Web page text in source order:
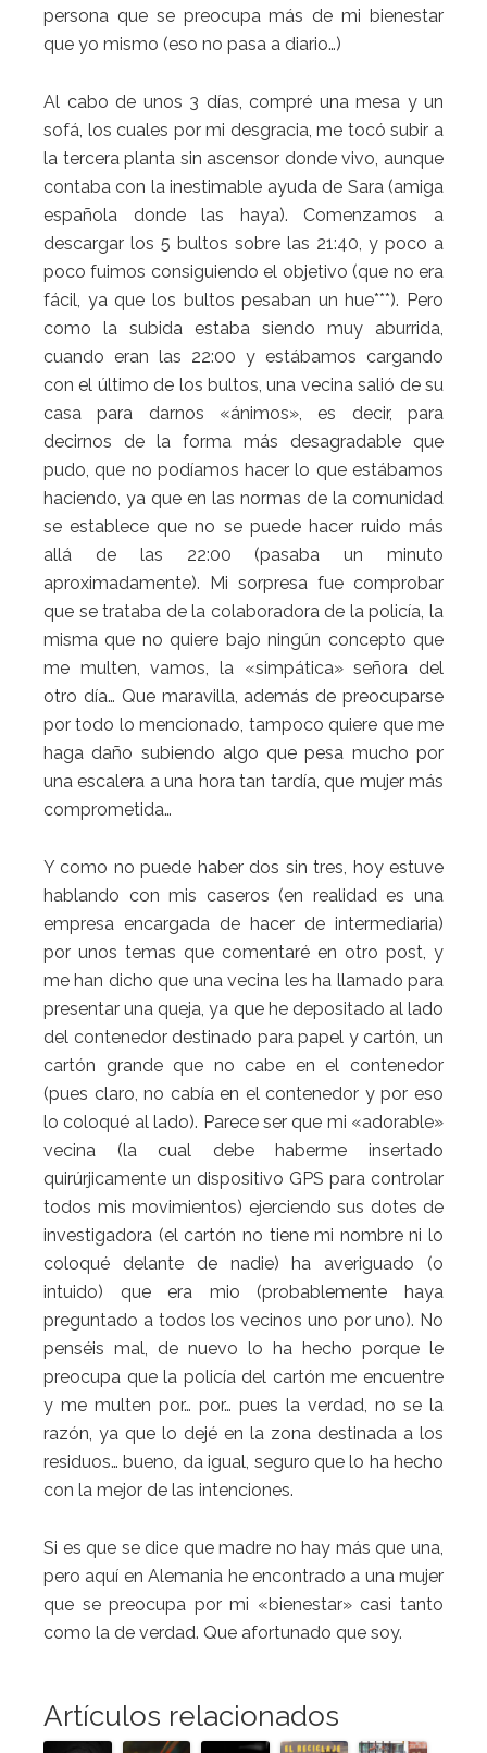
persona que se preocupa más de mi bienestar
que yo mismo (eso no pasa a diario…)
Al cabo de unos 3 días, compré una mesa y un
sofá, los cuales por mi desgracia, me tocó subir a
la tercera planta sin ascensor donde vivo, aunque
contaba con la inestimable ayuda de Sara (amiga
española donde las haya). Comenzamos a
descargar los 5 bultos sobre las 21:40, y poco a
poco fuimos consiguiendo el objetivo (que no era
fácil, ya que los bultos pesaban un hue***). Pero
como la subida estaba siendo muy aburrida,
cuando eran las 22:00 y estábamos cargando
con el último de los bultos, una vecina salió de su
casa para darnos «ánimos», es decir, para
decirnos de la forma más desagradable que
pudo, que no podíamos hacer lo que estábamos
haciendo, ya que en las normas de la comunidad
se establece que no se puede hacer ruido más
allá de las 22:00 (pasaba un minuto
aproximadamente). Mi sorpresa fue comprobar
que se trataba de la colaboradora de la policía, la
misma que no quiere bajo ningún concepto que
me multen, vamos, la «simpática» señora del
otro día… Que maravilla, además de preocuparse
por todo lo mencionado, tampoco quiere que me
haga daño subiendo algo que pesa mucho por
una escalera a una hora tan tardía, que mujer más
comprometida…
Y como no puede haber dos sin tres, hoy estuve
hablando con mis caseros (en realidad es una
empresa encargada de hacer de intermediaria)
por unos temas que comentaré en otro post, y
me han dicho que una vecina les ha llamado para
presentar una queja, ya que he depositado al lado
del contenedor destinado para papel y cartón, un
cartón grande que no cabe en el contenedor
(pues claro, no cabía en el contenedor y por eso
lo coloqué al lado). Parece ser que mi «adorable»
vecina (la cual debe haberme insertado
quirúrjicamente un dispositivo GPS para controlar
todos mis movimientos) ejerciendo sus dotes de
investigadora (el cartón no tiene mi nombre ni lo
coloqué delante de nadie) ha averiguado (o
intuido) que era mio (probablemente haya
preguntado a todos los vecinos uno por uno). No
penséis mal, de nuevo lo ha hecho porque le
preocupa que la policía del cartón me encuentre
y me multen por… por… pues la verdad, no se la
razón, ya que lo dejé en la zona destinada a los
residuos… bueno, da igual, seguro que lo ha hecho
con la mejor de las intenciones.
Si es que se dice que madre no hay más que una,
pero aquí en Alemania he encontrado a una mujer
que se preocupa por mi «bienestar» casi tanto
como la de verdad. Que afortunado que soy.
Artículos relacionados